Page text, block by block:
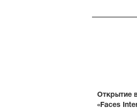
Открытие
«Faces